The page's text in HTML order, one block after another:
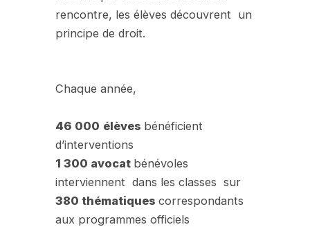
rencontre, les élèves découvrent un
principe de droit.
Chaque année,
46 000 élèves bénéficient
d’interventions
1 300 avocat bénévoles
interviennent dans les classes sur
380 thématiquescorrespondants
aux programmes officiels